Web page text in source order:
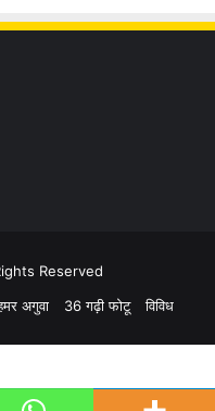
Reserved
अगुवा 36 गढ़ी फोटू विविध